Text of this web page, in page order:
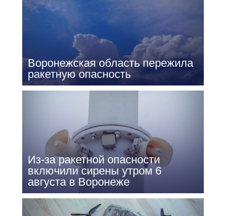
Воронежская область пережила
ракетную опасность
Из-за ракетной опасности
включили сирены утром 6
августа в Воронеже